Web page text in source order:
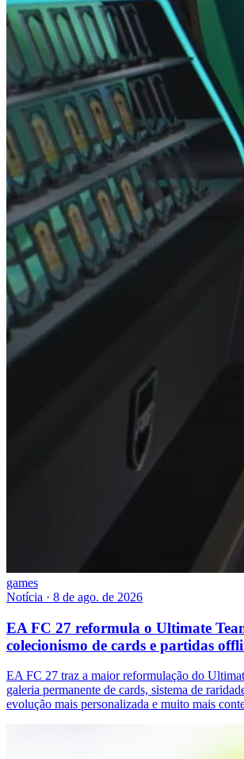
games
Notícia · 8 de ago. de 2026
EA FC 27 reformula o Ultimate
colecionismo de cards e partidas
EA FC 27 traz a maior reformulação do
galeria permanente de cards, sistema de
evolução mais personalizada e muito mais